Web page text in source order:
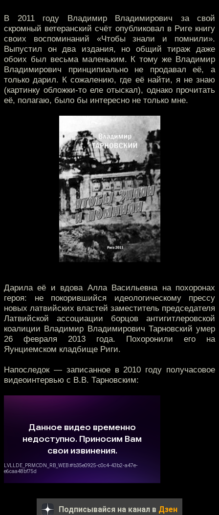
В 2011 году Владимир Владимирович за свой
скромный ветеранский счёт опубликовал в Риге книгу
своих воспоминаний «Чтобы знали и помнили».
Выпустил он два издания, но общий тираж даже
обоих был весьма маленьким. К тому же Владимир
Владимирович принципиально не продавал её, а
только дарил. К сожалению, где её найти, я не знаю
(картинку обложки-то еле отыскал), однако прочитать
её, полагаю, было бы интересно не только мне.
Дарила её и вдова Алла Васильевна на похоронах
героя: не покорившийся идеологическому прессу
новых латвийских властей заместитель председателя
Латвийской ассоциации борцов антигитлеровской
коалиции Владимир Владимирович Тарновский умер
26 февраля 2013 года. Похоронили его на
Яунциемском кладбище Риги.
Напоследок — записанное в 2010 году получасовое
видеоинтервью с В.В. Тарновским:
Подписывайся на канал в Дзен